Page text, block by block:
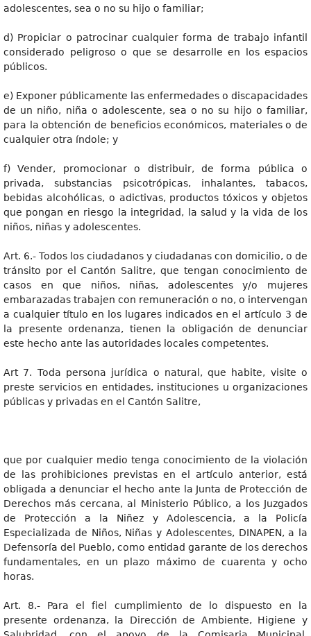
adolescentes, sea o no su hijo o familiar;
d) Propiciar o patrocinar cualquier forma de trabajo infantil
considerado peligroso o que se desarrolle en los espacios
públicos.
e) Exponer públicamente las enfermedades o discapacidades
de un niño, niña o adolescente, sea o no su hijo o familiar,
para la obtención de beneficios económicos, materiales o de
cualquier otra índole; y
f) Vender, promocionar o distribuir, de forma pública o
privada, substancias psicotrópicas, inhalantes, tabacos,
bebidas alcohólicas, o adictivas, productos tóxicos y objetos
que pongan en riesgo la integridad, la salud y la vida de los
niños, niñas y adolescentes.
Art. 6.- Todos los ciudadanos y ciudadanas con domicilio, o de
tránsito por el Cantón Salitre, que tengan conocimiento de
casos en que niños, niñas, adolescentes y/o mujeres
embarazadas trabajen con remuneración o no, o intervengan
a cualquier título en los lugares indicados en el artículo 3 de
la presente ordenanza, tienen la obligación de denunciar
este hecho ante las autoridades locales competentes.
Art 7. Toda persona jurídica o natural, que habite, visite o
preste servicios en entidades, instituciones u organizaciones
públicas y privadas en el Cantón Salitre,
que por cualquier medio tenga conocimiento de la violación
de las prohibiciones previstas en el artículo anterior, está
obligada a denunciar el hecho ante la Junta de Protección de
Derechos más cercana, al Ministerio Público, a los Juzgados
de Protección a la Niñez y Adolescencia, a la Policía
Especializada de Niños, Niñas y Adolescentes, DINAPEN, a la
Defensoría del Pueblo, como entidad garante de los derechos
fundamentales, en un plazo máximo de cuarenta y ocho
horas.
Art. 8.- Para el fiel cumplimiento de lo dispuesto en la
presente ordenanza, la Dirección de Ambiente, Higiene y